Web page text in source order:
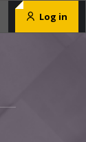
Log in